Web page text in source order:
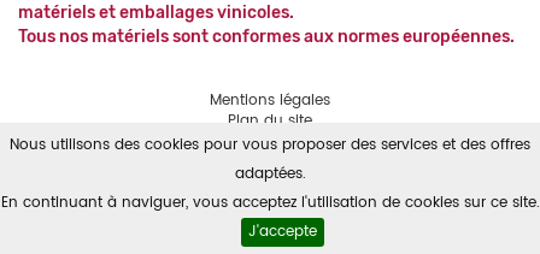
Nous utilisons des cookies pour vous proposer des services et des offres
adaptées.
En continuant à naviguer, vous acceptez l'utilisation de cookies sur ce site.
J'accepte
matériels et emballages vinicoles.
Tous nos matériels sont conformes aux normes européennes.
Mentions légales
Plan du site
Contact
RGPD
Powered by